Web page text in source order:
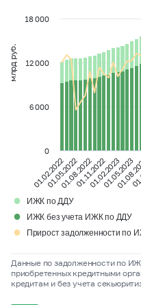
млрд руб.
01.02.202201.08.202201.02.2023
01.05.202201.11.202201.05.2023
0
6 000
12 000
18 000
● ИЖК по ДДУ
● ИЖК без учета ИЖК по ДДУ
● Прирост задолженности по
Данные по задолженности по
приобретенных кредитными
кредитам и без учета